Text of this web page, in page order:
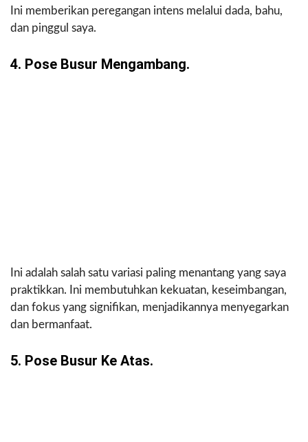
Ini memberikan peregangan intens melalui dada, bahu,
dan pinggul saya.
4. Pose Busur Mengambang.
Ini adalah salah satu variasi paling menantang yang saya
praktikkan. Ini membutuhkan kekuatan, keseimbangan,
dan fokus yang signifikan, menjadikannya menyegarkan
dan bermanfaat.
5. Pose Busur Ke Atas.